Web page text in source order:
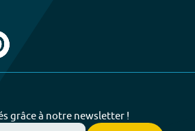
grâce à notre newsletter !